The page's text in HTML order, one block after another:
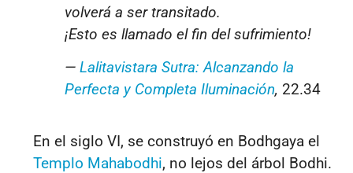
volverá a ser transitado.
¡Esto es llamado el fin del sufrimiento!
— Lalitavistara Sutra: Alcanzando la
Perfecta y Completa Iluminación, 22.34
En el siglo VI, se construyó en Bodhgaya el
Templo Mahabodhi, no lejos del árbol Bodhi.